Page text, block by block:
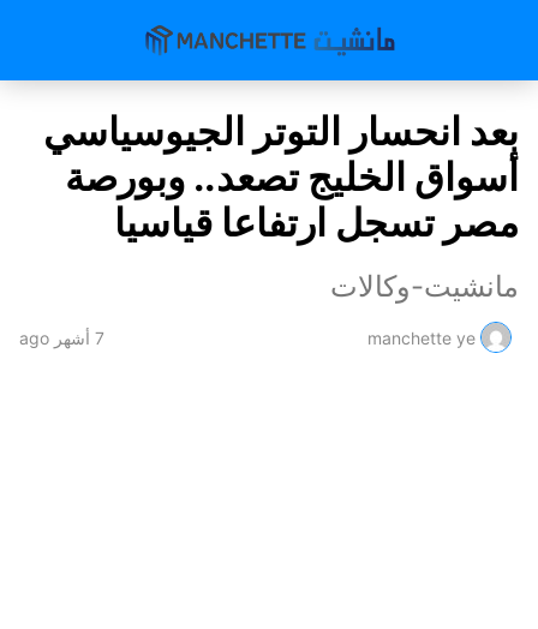
بعد انحسار التوتر الجيوسياسي
أسواق الخليج تصعد.. وبورصة
مصر تسجل ارتفاعا قياسيا
مانشيت-وكالات
manchette ye 7 أشهر ago